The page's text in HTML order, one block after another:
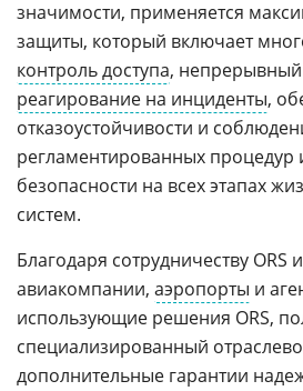
значимости, применяется
защиты, который включает
контроль доступа,
реагирование на инциденты,
отказоустойчивости и
регламентированных
безопасности на всех этапах
систем.
Благодаря сотрудничеству ORS
авиакомпании, аэропорты и
использующие решения ORS,
специализированный
дополнительные гарантии